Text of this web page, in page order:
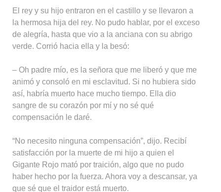
El rey y su hijo entraron en el castillo y se llevaron a
la hermosa hija del rey. No pudo hablar, por el exceso
de alegría, hasta que vio a la anciana con su abrigo
verde. Corrió hacia ella y la besó:
– Oh padre mío, es la señora que me liberó y que me
animó y consoló en mi esclavitud. Si no hubiera sido
así, habría muerto hace mucho tiempo. Ella dio
sangre de su corazón por mí y no sé qué
compensación le daré.
“No necesito ninguna compensación”, dijo. Recibí
satisfacción por la muerte de mi hijo a quien el
Gigante Rojo mató por traición, algo que no pudo
haber hecho por la fuerza. Ahora voy a descansar, ya
que sé que el traidor está muerto.